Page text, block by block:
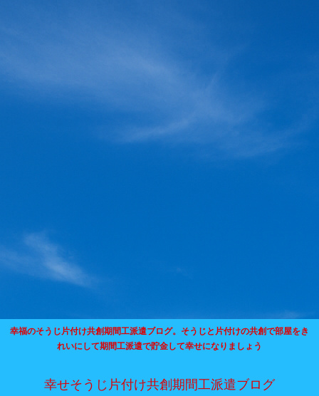
幸福のそうじ片付け共創期間工派遣ブログ。そうじと片付けの共創で部屋をき
れいにして期間工派遣で貯金して幸せになりましょう
幸せそうじ片付け共創期間工派遣ブログ